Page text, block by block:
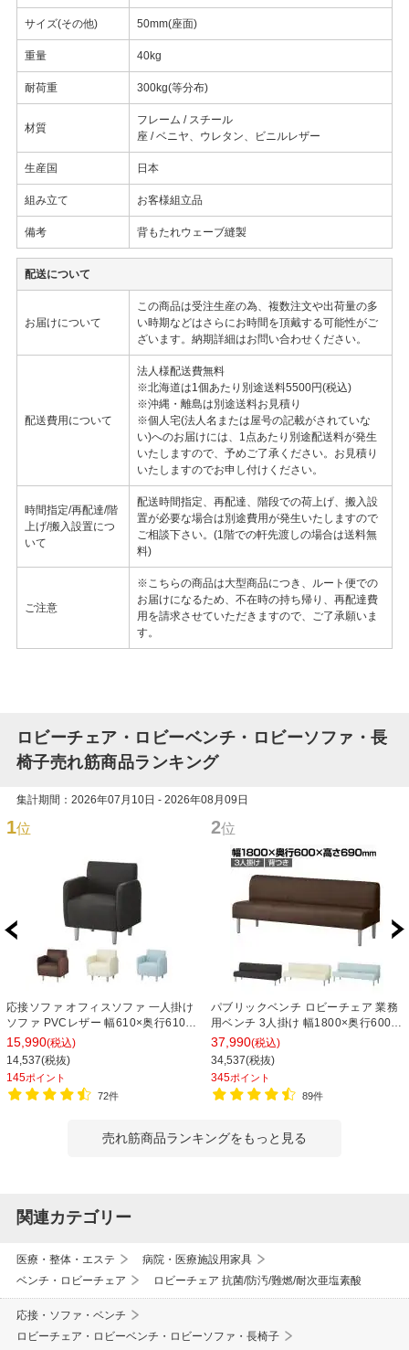
サイズ(その他) 50mm(座面)
重量 40kg
耐荷重 300kg(等分布)
材質
フレーム / スチール
座 / ベニヤ、ウレタン、ビニルレザー
生産国 日本
組み立て お客様組立品
備考 背もたれウェーブ縫製
配送について
お届けについて
この商品は受注生産の為、複数注文や出荷量の多
い時期などはさらにお時間を頂戴する可能性がご
ざいます。納期詳細はお問い合わせください。
配送費用について
法人様配送費無料
※北海道は1個あたり別途送料5500円(税込)
※沖縄・離島は別途送料お見積り
※個人宅(法人名または屋号の記載がされていな
い)へのお届けには、1点あたり別途配送料が発生
いたしますので、予めご了承ください。お見積り
いたしますのでお申し付けください。
時間指定/再配達/階
上げ/搬入設置につ
いて
配送時間指定、再配達、階段での荷上げ、搬入設
置が必要な場合は別途費用が発生いたしますので
ご相談下さい。(1階での軒先渡しの場合は送料無
料)
ご注意
※こちらの商品は大型商品につき、ルート便での
お届けになるため、不在時の持ち帰り、再配達費
用を請求させていただきますので、ご了承願いま
す。
ロビーチェア・ロビーベンチ・ロビーソファ・長
椅子売れ筋商品ランキング
集計期間：2026年07月10日 - 2026年08月09日
1位
応接ソファ オフィスソファ 一人掛け
ソファ PVCレザー 幅610×奥行610×
高さ710mm ベルセア
15,990(税込)
14,537(税抜)
145ポイント
72件
2位
パブリックベンチ ロビーチェア 業務
用ベンチ 3人掛け 幅1800×奥行600×
高さ690×座高400mm 背つき レザー
37,990(税込)
34,537(税抜)
345ポイント
89件
売れ筋商品ランキングをもっと見る
関連カテゴリー
医療・整体・エステ
病院・医療施設用家具
ベンチ・ロビーチェア
ロビーチェア 抗菌/防汚/難燃/耐次亜塩素酸
応接・ソファ・ベンチ
ロビーチェア・ロビーベンチ・ロビーソファ・長椅子